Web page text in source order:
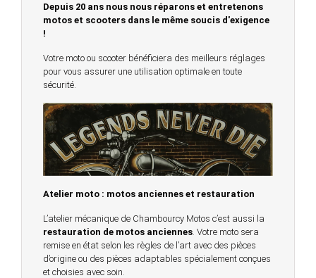
Depuis 20 ans nous nous réparons et entretenons
motos et scooters dans le même soucis d'exigence
!
Votre moto ou scooter bénéficiera des meilleurs réglages
pour vous assurer une utilisation optimale en toute
sécurité.
Atelier moto : motos anciennes et restauration
L’atelier mécanique de Chambourcy Motos c’est aussi la
restauration de motos anciennes . Votre moto sera
remise en état selon les règles de l’art avec des pièces
d’origine ou des pièces adaptables spécialement conçues
et choisies avec soin.